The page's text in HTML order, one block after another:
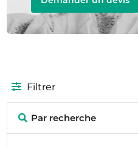
Filtrer
Par recherche